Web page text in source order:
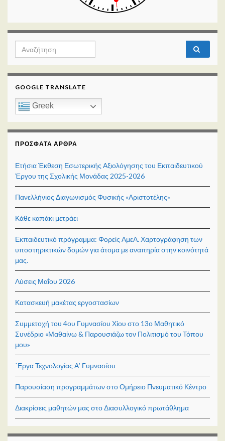
Search for:
GOOGLE TRANSLATE
Greek
ΠΡΌΣΦΑΤΑ ΆΡΘΡΑ
Ετήσια Έκθεση Εσωτερικής Αξιολόγησης του Εκπαιδευτικού
Έργου της Σχολικής Μονάδας 2025-2026
Πανελλήνιος Διαγωνισμός Φυσικής «Αριστοτέλης»
Κάθε καπάκι μετράει
Εκπαιδευτικό πρόγραμμα: Φορείς ΑμεΑ. Χαρτογράφηση των
υποστηρικτικών δομών για άτομα με αναπηρία στην κοινότητά
μας.
Λύσεις Μαΐου 2026
Κατασκευή μακέτας εργοστασίων
Συμμετοχή του 4ου Γυμνασίου Χίου στο 13ο Μαθητικό
Συνέδριο «Μαθαίνω & Παρουσιάζω τον Πολιτισμό του Τόπου
μου»
΄Εργα Τεχνολογίας Α’ Γυμνασίου
Παρουσίαση προγραμμάτων στο Ομήρειο Πνευματικό Κέντρο
Διακρίσεις μαθητών μας στο Διασυλλογικό πρωτάθλημα